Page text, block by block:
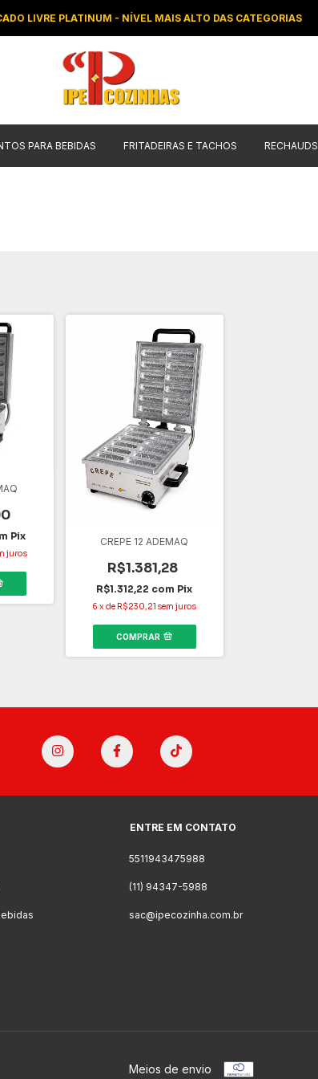
LIVRE PLATINUM - NÍVEL MAIS ALTO DAS CATEGORIAS
PARA BEBIDAS FRITADEIRAS E TACHOS RECHAUDS
Pix
juros
CREPE 12 ADEMAQ
R$1.381,28
R$1.312,22 com Pix
6 xde R$230,21 sem juros
COMPRAR
ENTRE EM CONTATO
5511943475988
(11) 94347-5988
sac@ipecozinha.com.br
Meios de envio